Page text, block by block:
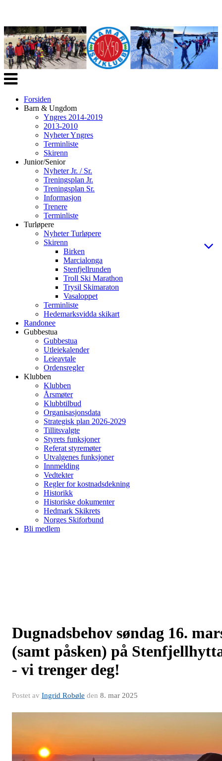
Veksle
navigasjon
Forsiden
Barn & Ungdom
Yngres 2014-2019
2013-2010
Nyheter Yngres
Terminliste
Skirenn
Junior/Senior
Nyheter Jr. / Sr.
Treningsplan Jr.
Treningsplan Sr.
Informasjon
Trenere
Terminliste
Turløpere
Nyheter Turløpere
Skirenn
Birken
Marcialonga
Stenfjellrunden
Troll Ski Marathon
Trysil Skimaraton
Vasaloppet
Terminliste
Hedemarksvidda skikart
Randonee
Gubbestua
Gubbestua
Utleiekalender
Leieavtale
Ordensregler
Klubben
Klubben
Årsmøter
Klubbtilbud
Organisasjonsdata
Strategisk plan 2026-2029
Tillitsvalgte
Styrets funksjoner
Referat styremøter
Utvalgenes funksjoner
Innmelding
Vedtekter
Regler for kostnadsdekning
Historikk
Historiske dokumenter
Hedmark Skikrets
Norges Skiforbund
Bli medlem
Dugnadsbehov søndag 16.
(samt påsken) på
- vi trenger deg!
Postet av Ingrid Robøle den 8. mar 2025